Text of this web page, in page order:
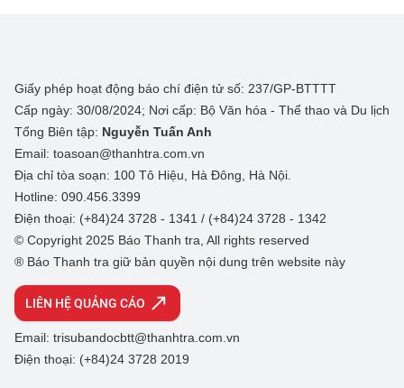
Giấy phép hoạt động báo chí điện tử số: 237/GP-BTTTT
Cấp ngày: 30/08/2024; Nơi cấp: Bộ Văn hóa - Thể thao và Du lịch
Tổng Biên tập: Nguyễn Tuấn Anh
Email: toasoan@thanhtra.com.vn
Địa chỉ tòa soạn: 100 Tô Hiệu, Hà Đông, Hà Nội.
Hotline: 090.456.3399
Điện thoại: (+84)24 3728 - 1341 / (+84)24 3728 - 1342
© Copyright 2025 Báo Thanh tra, All rights reserved
® Báo Thanh tra giữ bản quyền nội dung trên website này
LIÊN HỆ QUẢNG CÁO
Email: trisubandocbtt@thanhtra.com.vn
Điện thoại: (+84)24 3728 2019